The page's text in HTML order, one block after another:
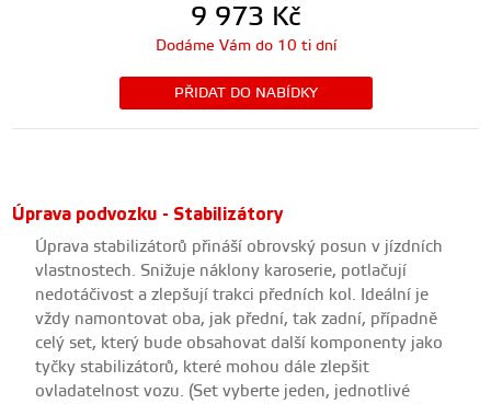
9 973 Kč
Dodáme Vám do 10 ti dní
PŘIDAT DO NABÍDKY
Úprava podvozku - Stabilizátory
Úprava stabilizátorů přináší obrovský posun v jízdních
vlastnostech. Snižuje náklony karoserie, potlačují
nedotáčivost a zlepšují trakci předních kol. Ideální je
vždy namontovat oba, jak přední, tak zadní, případně
celý set, který bude obsahovat další komponenty jako
tyčky stabilizátorů, které mohou dále zlepšit
ovladatelnost vozu. (Set vyberte jeden, jednotlivé